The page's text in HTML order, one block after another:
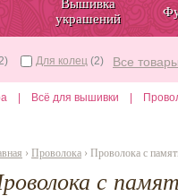
Вышивка
украшений
Для колец (2) Все
Всё для вышивки
› Проволока › Проволока с
с